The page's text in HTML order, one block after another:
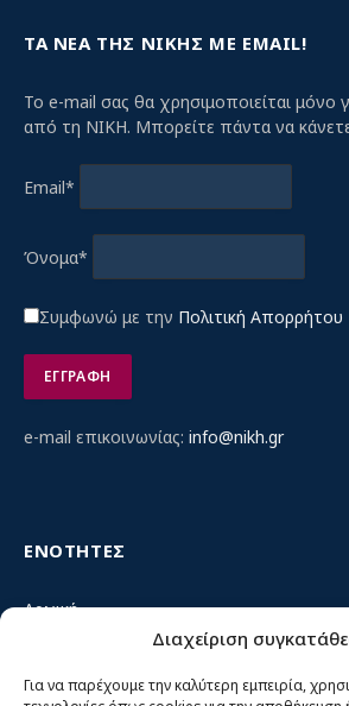
Διαχείριση
Για να παρέχουμε την καλύτερη εμπειρία,
ΤΑ ΝΕΑ ΤΗΣ ΝΙΚΗΣ ΜΕ EMAIL!
Το e-mail σας θα χρησιμοποιείται μόνο
από τη ΝΙΚΗ. Μπορείτε πάντα να
Email*
Όνομα*
Συμφωνώ με την Πολιτική Απορρήτου
e-mail επικοινωνίας: info@nikh.gr
ΕΝΟΤΗΤΕΣ
Αρχική
Κίνημα ΝΙΚΗ – Ποιοι είμαστε, αρχές &
Θέσεις